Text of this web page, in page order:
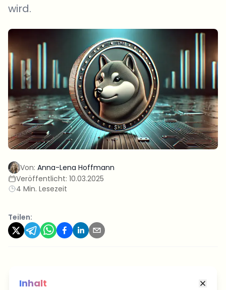
wird.
Von: Anna-Lena Hoffmann
Veröffentlicht: 10.03.2025
4 Min. Lesezeit
Teilen:
Inhalt